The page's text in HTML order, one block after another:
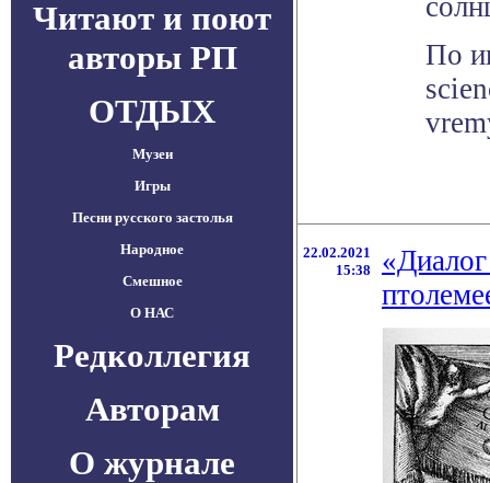
Читают и поют
авторы РП
ОТДЫХ
Музеи
Игры
Песни русского застолья
Народное
Смешное
О НАС
Редколлегия
Авторам
О журнале
По
22.02.2021
15:38